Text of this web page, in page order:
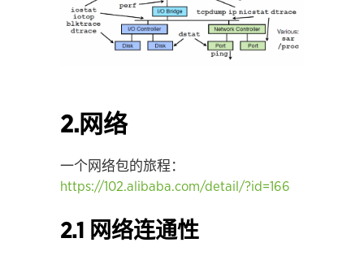
2.网络
一个网络包的旅程：
https://102.alibaba.com/detail/?id=166
2.1 网络连通性